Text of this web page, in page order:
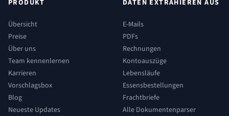
PRODUKT
Übersicht
Preise
Über uns
Team kennenlernen
Karrieren
Vorschlagsbox
Blog
Neueste Updates
DATEN EXTRAHIEREN AUS
E-Mails
PDFs
Rechnungen
Kontoauszüge
Lebensläufe
Essensbestellungen
Frachtbriefe
Alle Dokumentenparser